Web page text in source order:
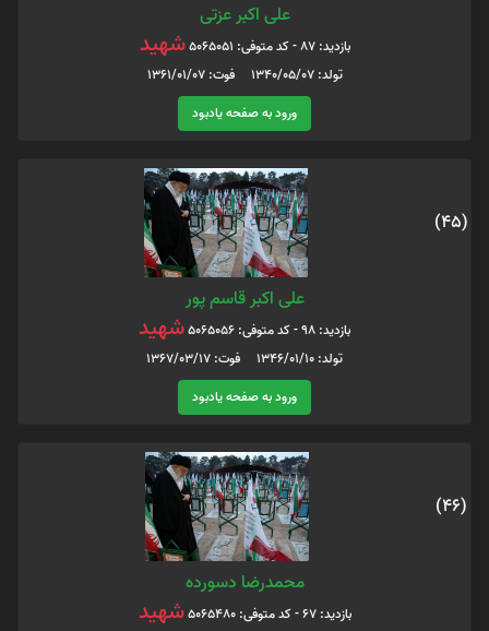
علی اکبر عزتی
بازدید: 87 - کد متوفی: 5065051 شهید
تولد: 1340/05/07 فوت: 1361/01/07
ورود به صفحه یادبود
(45)
علی اکبر قاسم پور
بازدید: 98 - کد متوفی: 5065056 شهید
تولد: 1346/01/10 فوت: 1367/03/17
ورود به صفحه یادبود
(46)
محمدرضا دسورده
بازدید: 67 - کد متوفی: 5065480 شهید